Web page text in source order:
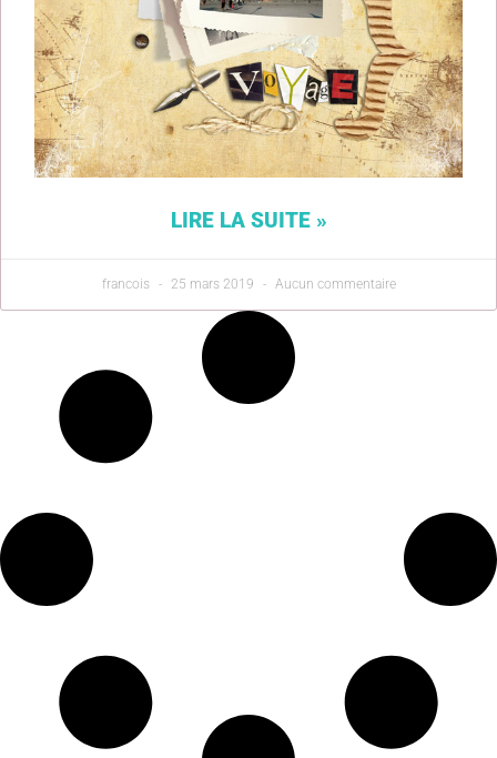
LIRE LA SUITE »
francois 25 mars 2019 Aucun commentaire